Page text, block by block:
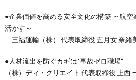
●企業価値を高める安全文化の構築 ～航空
活かす～
三福運輸（株） 代表取締役 五月女 奈緒
●人材流出を防ぐカギは“事故ゼロ職場”
（株）ディ・クリエイト 代表取締役 上西